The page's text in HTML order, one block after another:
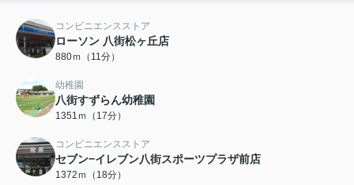
コンビニエンスストア
ローソン 八街松ヶ丘店
880ｍ（11分）
幼稚園
八街すずらん幼稚園
1351ｍ（17分）
コンビニエンスストア
セブン−イレブン八街スポーツプラザ前店
1372ｍ（18分）